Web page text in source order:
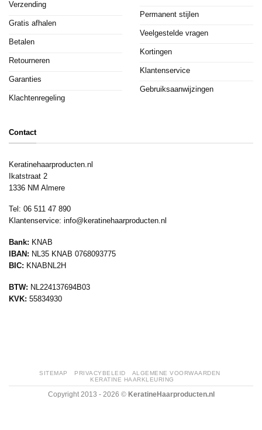
Verzending
Gratis afhalen
Betalen
Retourneren
Garanties
Klachtenregeling
Permanent stijlen
Veelgestelde vragen
Kortingen
Klantenservice
Gebruiksaanwijzingen
Contact
Keratinehaarproducten.nl
Ikatstraat 2
1336 NM Almere
Tel: 06 511 47 890
Klantenservice: info@keratinehaarproducten.nl
Bank: KNAB
IBAN: NL35 KNAB 0768093775
BIC: KNABNL2H
BTW: NL224137694B03
KVK: 55834930
SITEMAP PRIVACYBELEID
ALGEMENE VOORWAARDEN
KERATINE HAARKLEURING
Copyright 2013 - 2026 © KeratineHaarproducten.nl